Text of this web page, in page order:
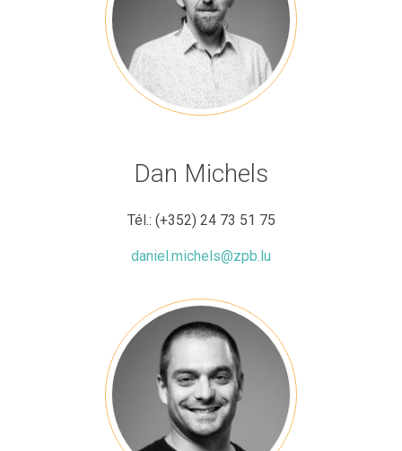
Dan Michels
Tél.: (+352) 24 73 51 75
daniel.michels@zpb.lu